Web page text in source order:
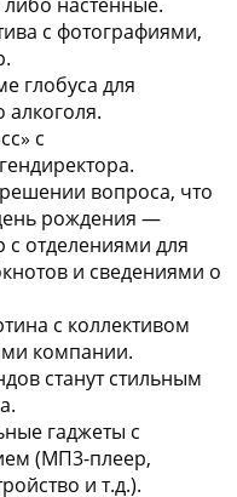
с фотографиями,
глобуса для
алкоголя.
с
вопроса, что
рождения —
с отделениями для
и сведениями о
с коллективом
компании.
станут стильным
гаджеты с
(МП3-плеер,
и т.д.).